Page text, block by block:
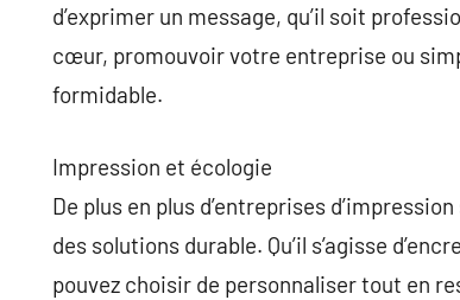
d’exprimer un message, qu’il soit
cœur, promouvoir votre entreprise ou
formidable.
Impression et écologie
De plus en plus d’entreprises
des solutions durable. Qu’il s’agisse
pouvez choisir de personnaliser tout en